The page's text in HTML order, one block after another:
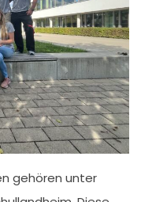
gehören unter